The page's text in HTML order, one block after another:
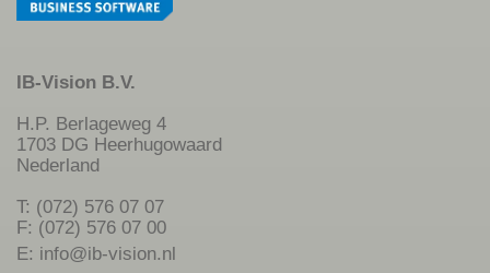
IB-Vision B.V.
H.P. Berlageweg 4
1703 DG Heerhugowaard
Nederland
T: (072) 576 07 07
F: (072) 576 07 00
E: info@ib-vision.nl